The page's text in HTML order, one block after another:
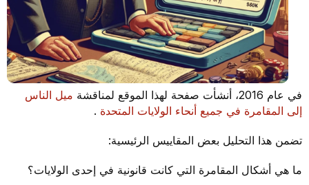
في عام 2016، أنشأت صفحة لهذا الموقع لمناقشة
ميل الناس
إلى المقامرة في جميع أنحاء الولايات المتحدة.
تضمن هذا التحليل بعض المقاييس الرئيسية:
ما هي أشكال المقامرة التي كانت قانونية في إحدى الولايات؟